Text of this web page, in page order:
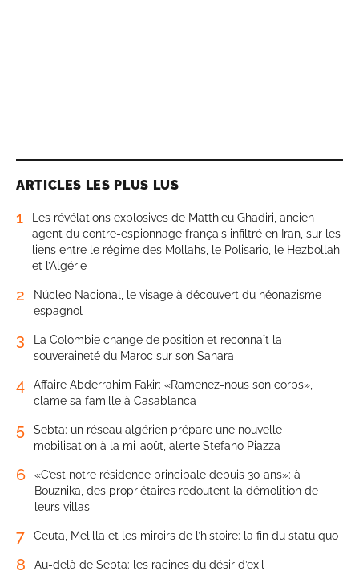
ARTICLES LES PLUS LUS
1
Les révélations explosives de Matthieu Ghadiri, ancien
agent du contre-espionnage français infiltré en Iran, sur les
liens entre le régime des Mollahs, le Polisario, le Hezbollah
et l’Algérie
2
Núcleo Nacional, le visage à découvert du néonazisme
espagnol
3
La Colombie change de position et reconnaît la
souveraineté du Maroc sur son Sahara
4
Affaire Abderrahim Fakir: «Ramenez-nous son corps»,
clame sa famille à Casablanca
5
Sebta: un réseau algérien prépare une nouvelle
mobilisation à la mi-août, alerte Stefano Piazza
6
«C’est notre résidence principale depuis 30 ans»: à
Bouznika, des propriétaires redoutent la démolition de
leurs villas
7 Ceuta, Melilla et les miroirs de l’histoire: la fin du statu quo
8 Au-delà de Sebta: les racines du désir d’exil